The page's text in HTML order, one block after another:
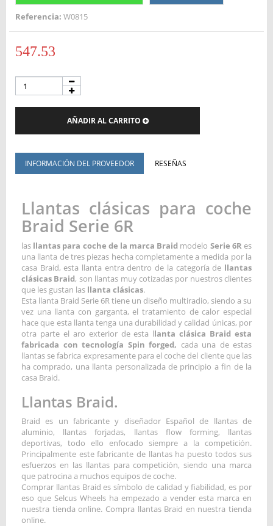
Referencia: W0815
547.53
AÑADIR AL CARRITO
INFORMACIÓN DEL PROVEEDOR RESEÑAS
Llantas clásicas para coche
Braid Serie 6R
las llantas para coche de la marca Braid modelo Serie 6R es
una llanta de tres piezas hecha completamente a medida por la
casa Braid, esta llanta entra dentro de la categoría de llantas
clásicas Braid, son llantas muy cotizadas por nuestros clientes
que les gustan las llanta clásicas.
Esta llanta Braid Serie 6R tiene un diseño multiradio, siendo a su
vez una llanta con garganta, el tratamiento de calor especial
hace que esta llanta tenga una durabilidad y calidad únicas, por
otra parte el aro exterior de esta llanta clásica Braid esta
fabricada con tecnología Spin forged, cada una de estas
llantas se fabrica expresamente para el coche del cliente que las
ha comprado, una llanta personalizada de principio a fin de la
casa Braid.
Llantas Braid.
Braid es un fabricante y diseñador Español de llantas de
aluminio, llantas forjadas, llantas flow forming, llantas
deportivas, todo ello enfocado siempre a la competición.
Principalmente este fabricante de llantas ha puesto todos sus
esfuerzos en las llantas para competición, siendo una marca
que patrocina a muchos equipos de coche.
Comprar llantas Braid es símbolo de calidad y fiabilidad, es por
eso que Selcus Wheels ha empezado a vender esta marca en
nuestra tienda online. Compra llantas Braid en nuestra tienda
online.